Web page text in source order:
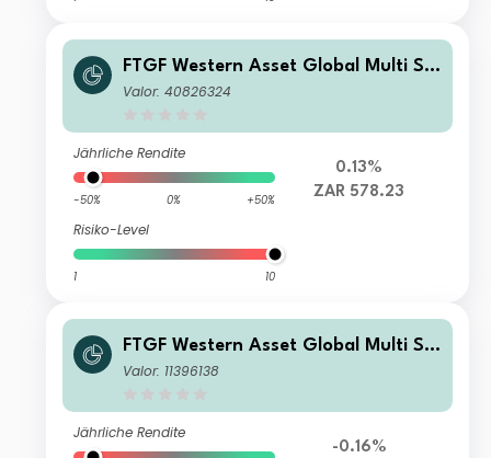
FTGF Western Asset Global Multi Str
ategy Fund Class A ZAR Distributing
Valor: 40826324
Jährliche Rendite
-50% 0% +50%
Risiko-Level
1 10
0.13%
ZAR 578.23
FTGF Western Asset Global Multi Str
ategy Fund LM Class GBP Accumulat
Valor: 11396138
Jährliche Rendite
-0.16%